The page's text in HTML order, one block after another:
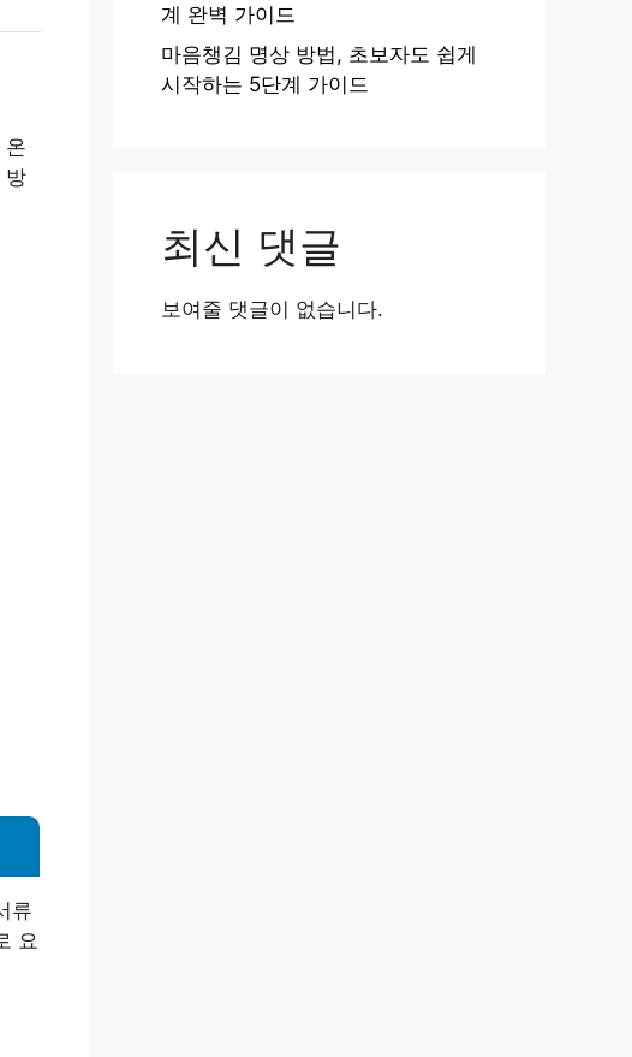
온
방
류
요
계 완벽 가이드
마음챙김 명상 방법, 초보자도 쉽게
시작하는 5단계 가이드
최신 댓글
보여줄 댓글이 없습니다.